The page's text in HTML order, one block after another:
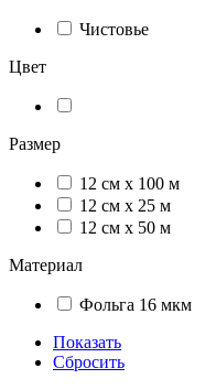
Чистовье
Цвет
Размер
12 см х 100 м
12 см х 25 м
12 см х 50 м
Материал
Фольга 16 мкм
Показать
Сбросить